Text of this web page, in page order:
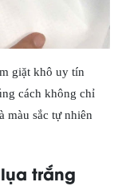
giặt khô uy tín
cách không chỉ
màu sắc tự nhiên
trắng